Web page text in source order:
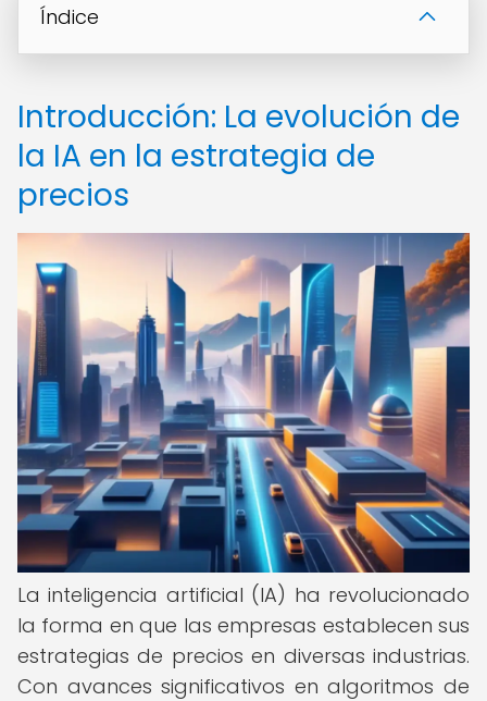
Índice
Introducción: La evolución de
la IA en la estrategia de
precios
La inteligencia artificial (IA) ha revolucionado
la forma en que las empresas establecen sus
estrategias de precios en diversas industrias.
Con avances significativos en algoritmos de